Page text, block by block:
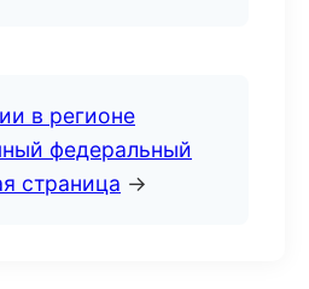
в регионе
федеральный
страница →